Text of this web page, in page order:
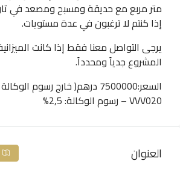
متر مربع مع حديقة ومسبح ومصعد في
إذا كنتم لا ترغبون في عدة مستويات.
يرجى التواصل معنا فقط إذا كانت
المشروع جدياً ومحدداً.
السعر:7500000 درهم( خارج رسوم
VVV020 – رسوم الوكالة: 2,5%
العنوان